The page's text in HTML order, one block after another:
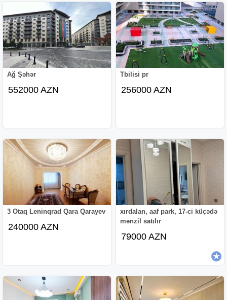
Ağ Şəhər
552000 AZN
Tbilisi pr
256000 AZN
3 Otaq Leninqrad Qara Qarayev
240000 AZN
xırdalan, aaf park, 17-ci küçədə
mənzil satılır
79000 AZN